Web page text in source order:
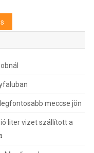
meccse jön
liter vizet szállított a